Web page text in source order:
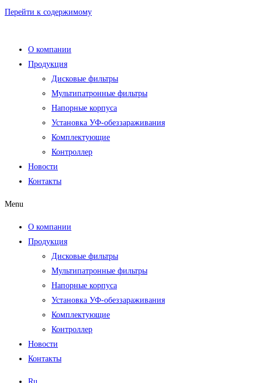
Перейти к содержимому
О компании
Продукция
Дисковые фильтры
Мультипатронные фильтры
Напорные корпуса
Установка УФ-обеззараживания
Комплектующие
Контроллер
Новости
Контакты
Menu
О компании
Продукция
Дисковые фильтры
Мультипатронные фильтры
Напорные корпуса
Установка УФ-обеззараживания
Комплектующие
Контроллер
Новости
Контакты